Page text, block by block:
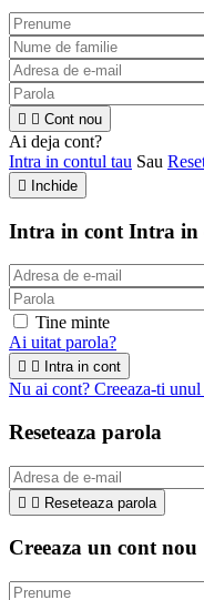
  Cont nou
Ai deja cont?
Intra in contul tau Sau
 Inchide
Intra in cont Intra in
Tine minte
Ai uitat parola?
  Intra in cont
Nu ai cont? Creeaza-ti
Reseteaza parola
  Reseteaza parola
Creeaza un cont nou